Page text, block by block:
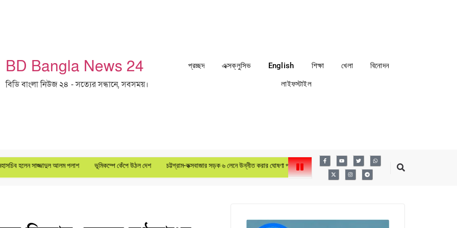
BD Bangla News 24
বিডি বাংলা নিউজ ২৪ - সত্যের সন্ধানে, সবসময়।
প্রচ্ছদ এক্সক্লুসিভ English শিক্ষা খেলা
বিনোদন
লাইফস্টাইল
সাজ্জাদুল আলম পলাশ ভূমিকম্পে কেঁপে উঠল দেশ চট্টগ্রাম-কক্সবাজার সড়ক ৬ লেনে উন্নীত করার ঘোষণা প্রধানমন্ত্রীর লায়ন্স ইন্টারন্যাশনাল ডিস্ট্রিক্ট ৩১৫এ৩ বাংলাদেশের ৬ষ্ঠ বার্ষিক